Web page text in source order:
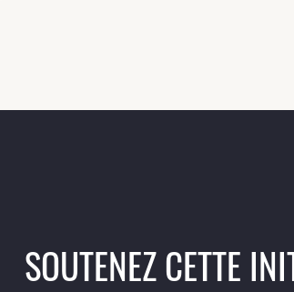
SOUTENEZ CETTE